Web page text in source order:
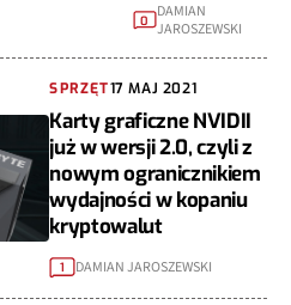
0 DAMIAN
JAROSZEWSKI
SPRZĘT17 MAJ 2021
Karty graficzne NVIDII
już w wersji 2.0, czyli z
nowym ogranicznikiem
wydajności w kopaniu
kryptowalut
1 DAMIAN JAROSZEWSKI